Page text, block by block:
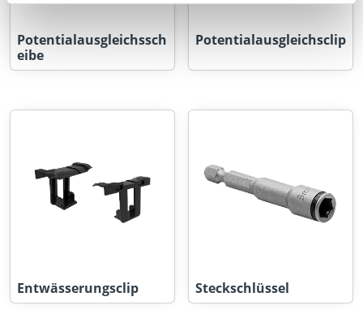
Potentialausgleichssch
eibe
Potentialausgleichsclip
Entwässerungsclip Steckschlüssel